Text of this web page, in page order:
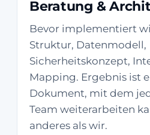
Beratung &
Bevor implementiert
Struktur, Datenmodell,
Sicherheitskonzept,
Mapping. Ergebnis ist
Dokument, mit dem
Team weiterarbeiten
anderes als wir.